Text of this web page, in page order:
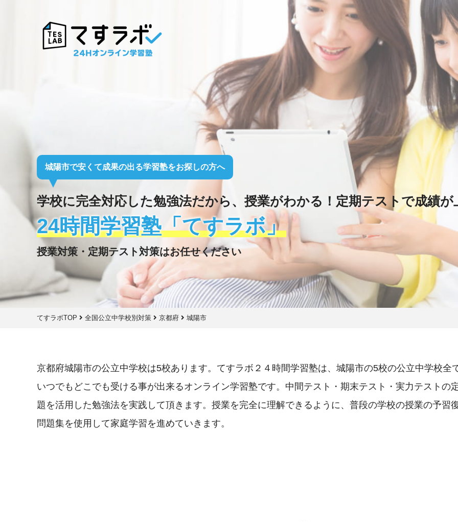
城陽市で安くて成果の出る学習塾をお探しの方へ
学校に完全対応した勉強法だから、授業がわかる！定期テストで成績が
24時間学習塾「てすラボ」
授業対策・定期テスト対策はお任せください
てすラボTOP 全国公立中学校別対策 京都府 城陽市
京都府城陽市の公立中学校は5校あります。てすラボ２４時間学習塾は、城陽市の5校の公立中学校全
いつでもどこでも受ける事が出来るオンライン学習塾です。中間テスト・期末テスト・実力テストの
題を活用した勉強法を実践して頂きます。授業を完全に理解できるように、普段の学校の授業の予習
問題集を使用して家庭学習を進めていきます。